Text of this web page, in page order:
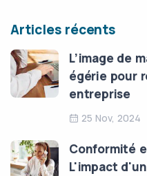
Articles récents
L’image de
égérie pour
entreprise
25 Nov, 2024
Conformité
L'impact